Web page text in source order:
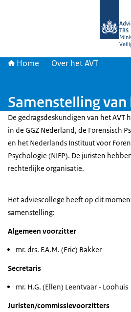
TBS
Home Over het AVT
Samenstelling van
De gedragsdeskundigen van het AVT
in de GGZ Nederland, de Forensisch
en het Nederlands Instituut voor
Psychologie (NIFP). De juristen
rechterlijke organisatie.
Het adviescollege heeft op dit
samenstelling:
Algemeen voorzitter
mr. drs. F.A.M. (Eric) Bakker
Secretaris
mr. H.G. (Ellen) Leentvaar - Loohuis
Juristen/commissievoorzitters